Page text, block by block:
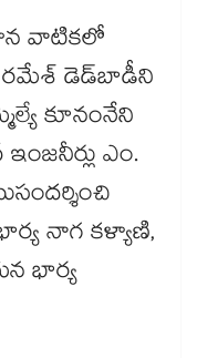
వాటికలో
రమేశ్ డెడ్‌బాడీని
కూనంనేని
ఎం.
నాగ కళ్యాణి,
భార్య